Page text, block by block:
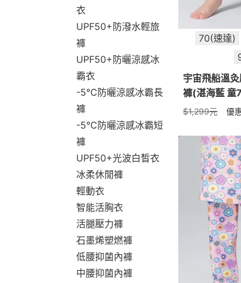
衣
UPF50+防潑水輕旅
褲
UPF50+防曬涼感冰
霸衣
-5°C防曬涼感冰霸長
褲
-5°C防曬涼感冰霸短
褲
UPF50+光波白皙衣
冰柔休閒褲
輕動衣
智能活胸衣
活腿壓力褲
石墨烯塑燃褲
低腰抑菌內褲
中腰抑菌內褲
70(速達)
宇宙飛船溫
褲(湛海藍
$1,299元 優